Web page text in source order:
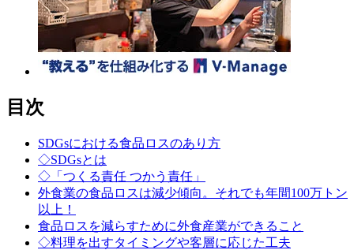
目次
SDGsにおける食品ロスのあり方
◇SDGsとは
◇「つくる責任 つかう責任」
外食業の食品ロスは減少傾向。それでも年間100万トン
以上！
食品ロスを減らすために外食産業ができること
◇料理を出すタイミングや客層に応じた工夫